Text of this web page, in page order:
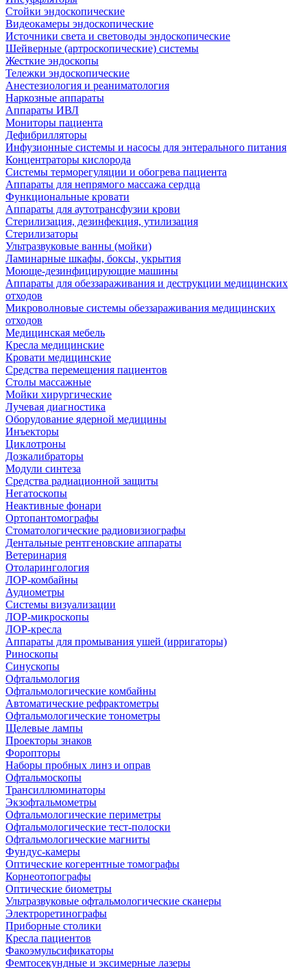
Стойки эндоскопические
Видеокамеры эндоскопические
Источники света и световоды эндоскопические
Шейверные (артроскопические) системы
Жесткие эндоскопы
Тележки эндоскопические
Анестезиология и реаниматология
Наркозные аппараты
Аппараты ИВЛ
Мониторы пациента
Дефибрилляторы
Инфузионные системы и насосы для энтерального питания
Концентраторы кислорода
Системы терморегуляции и обогрева пациента
Аппараты для непрямого массажа сердца
Функциональные кровати
Аппараты для аутотрансфузии крови
Стерилизация, дезинфекция, утилизация
Стерилизаторы
Ультразвуковые ванны (мойки)
Ламинарные шкафы, боксы, укрытия
Моюще-дезинфицирующие машины
Аппараты для обеззараживания и деструкции медицинских
отходов
Микроволновые системы обеззараживания медицинских
отходов
Медицинская мебель
Кресла медицинские
Кровати медицинские
Средства перемещения пациентов
Столы массажные
Мойки хирургические
Лучевая диагностика
Оборудование ядерной медицины
Инъекторы
Циклотроны
Дозкалибраторы
Модули синтеза
Средства радиационной защиты
Негатоскопы
Неактивные фонари
Ортопантомографы
Стоматологические радиовизиографы
Дентальные рентгеновские аппараты
Ветеринария
Отоларингология
ЛОР-комбайны
Аудиометры
Системы визуализации
ЛОР-микроскопы
ЛОР-кресла
Аппараты для промывания ушей (ирригаторы)
Риноскопы
Синускопы
Офтальмология
Офтальмологические комбайны
Автоматические рефрактометры
Офтальмологические тонометры
Щелевые лампы
Проекторы знаков
Форопторы
Наборы пробных линз и оправ
Офтальмоскопы
Трансиллюминаторы
Экзофтальмометры
Офтальмологические периметры
Офтальмологические тест-полоски
Офтальмологические магниты
Фундус-камеры
Оптические когерентные томографы
Корнеотопографы
Оптические биометры
Ультразвуковые офтальмологические сканеры
Электроретинографы
Приборные столики
Кресла пациентов
Факоэмульсификаторы
Фемтосекундные и эксимерные лазеры